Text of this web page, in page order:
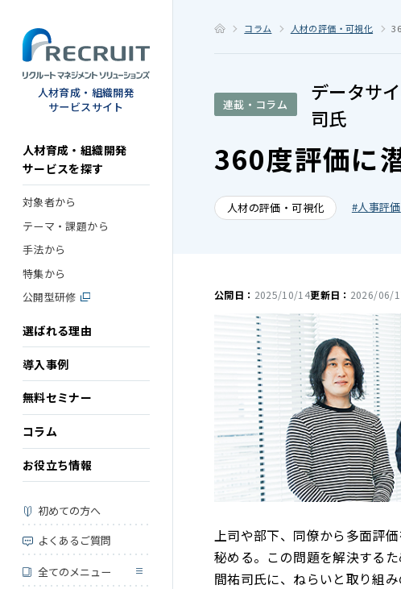
人材育成・組織開発
サービスサイト
人材育成・組織開発
サービスを探す
対象者から
テーマ・課題から
手法から
特集から
公開型研修
選ばれる理由
導入事例
無料セミナー
コラム
お役立ち情報
初めての方へ
よくあるご質問
全てのメニュー
コラム 人材の評価・可視化
連載・コラム
データサ
司氏
360度評価に
人材の評価・可視化 人事評価
公開日： 2025/10/14更新日： 2026/06/
上司や部下、同僚から多面評
秘める。この問題を解決する
間祐司氏に、ねらいと取り組み